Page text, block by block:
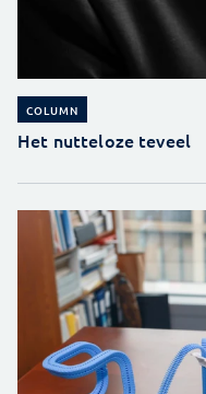
COLUMN
Het nutteloze teveel